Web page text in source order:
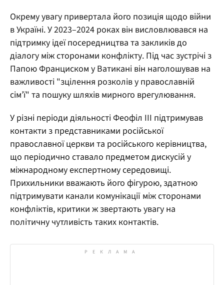
Окрему увагу привертала його позиція щодо війни
в Україні. У 2023–2024 роках він висловлювався на
підтримку ідеї посередництва та закликів до
діалогу між сторонами конфлікту. Під час зустрічі з
Папою Франциском у Ватикані він наголошував на
важливості "зцілення розколів у православній
сім’ї" та пошуку шляхів мирного врегулювання.
У різні періоди діяльності Феофіл III підтримував
контакти з представниками російської
православної церкви та російського керівництва,
що періодично ставало предметом дискусій у
міжнародному експертному середовищі.
Прихильники вважають його фігурою, здатною
підтримувати канали комунікації між сторонами
конфліктів, критики ж звертають увагу на
політичну чутливість таких контактів.